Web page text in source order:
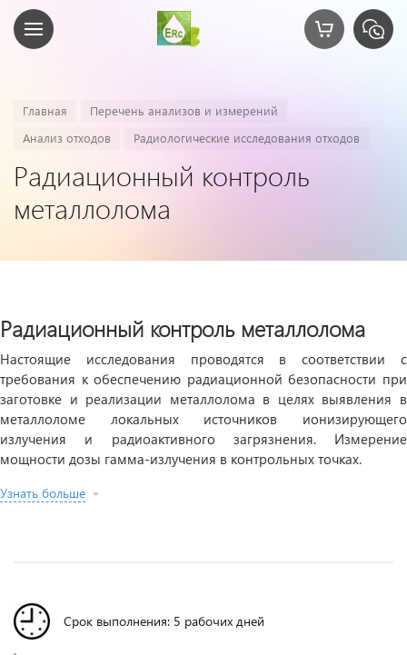
Главная
Перечень анализов и измерений
Анализ отходов
Радиологические исследования отходов
Радиационный контроль
металлолома
Радиационный контроль металлолома
Настоящие исследования проводятся в соответствии с
требования к обеспечению радиационной безопасности при
заготовке и реализации металлолома в целях выявления в
металлоломе локальных источников ионизирующего
излучения и радиоактивного загрязнения. Измерение
мощности дозы гамма-излучения в контрольных точках.
Узнать больше
Срок выполнения: 5 рабочих дней